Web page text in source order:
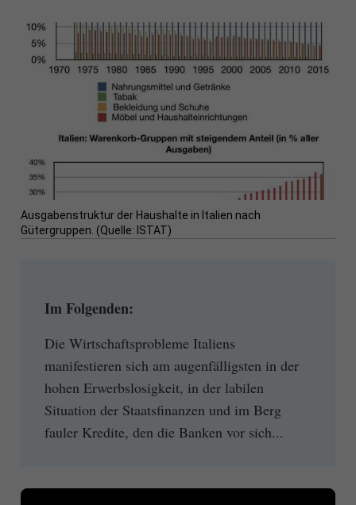
Ausgabenstruktur der Haushalte in Italien nach
Gütergruppen. (Quelle: ISTAT)
Im Folgenden:
Die Wirtschaftsprobleme Italiens
manifestieren sich am augenfälligsten in der
hohen Erwerbslosigkeit, in der labilen
Situation der Staatsfinanzen und im Berg
fauler Kredite, den die Banken vor sich...